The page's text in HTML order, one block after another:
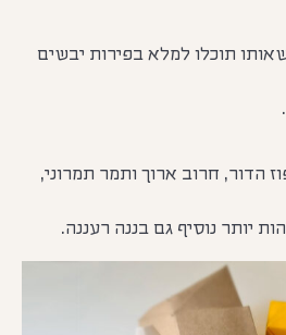
תוכלו למלא בפירות יבשים
הדור, חרוב ארוך ותמר תמרוני,
יותר נוסיף גם בננה רעננה.